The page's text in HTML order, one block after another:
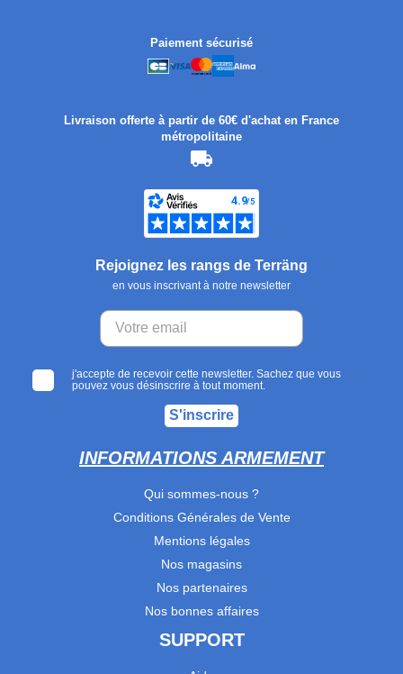
Paiement sécurisé
Livraison offerte à partir de 60€ d'achat en France
métropolitaine
Rejoignez les rangs de Terräng
en vous inscrivant à notre newsletter
j'accepte de recevoir cette newsletter. Sachez que vous
pouvez vous désinscrire à tout moment.
S'inscrire
INFORMATIONS ARMEMENT
Qui sommes-nous ?
Conditions Générales de Vente
Mentions légales
Nos magasins
Nos partenaires
Nos bonnes affaires
SUPPORT